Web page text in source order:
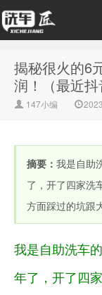
揭秘很火的6
润！（最近抖
147小编
摘要： 我是自助
了，开了四家洗
方面踩过的坑跟
我是自助洗车
年了，开了四